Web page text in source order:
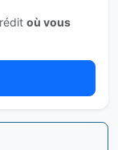
où vous